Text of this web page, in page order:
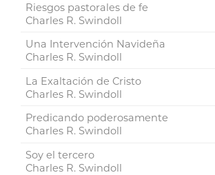
Riesgos pastorales de fe
Charles R. Swindoll
Una Intervención Navideña
Charles R. Swindoll
La Exaltación de Cristo
Charles R. Swindoll
Predicando poderosamente
Charles R. Swindoll
Soy el tercero
Charles R. Swindoll